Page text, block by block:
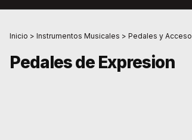
Inicio > Instrumentos Musicales > Pedales y
Pedales de Expresion